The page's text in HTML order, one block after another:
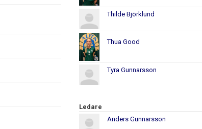
Thilde Björklund
Thua Good
Tyra Gunnarsson
Ledare
Anders Gunnarsson